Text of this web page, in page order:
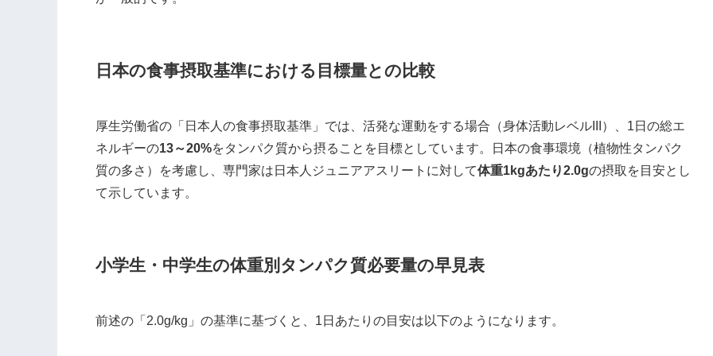
日本の食事摂取基準における目標量との比較
厚生労働省の「日本人の食事摂取基準」では、活発な運動をする場合（身体活動レベルIII）、1日の総エ
ネルギーの13～20%をタンパク質から摂ることを目標としています。日本の食事環境（植物性タンパク
質の多さ）を考慮し、専門家は日本人ジュニアアスリートに対して体重1kgあたり2.0gの摂取を目安とし
て示しています。
小学生・中学生の体重別タンパク質必要量の早見表
前述の「2.0g/kg」の基準に基づくと、1日あたりの目安は以下のようになります。